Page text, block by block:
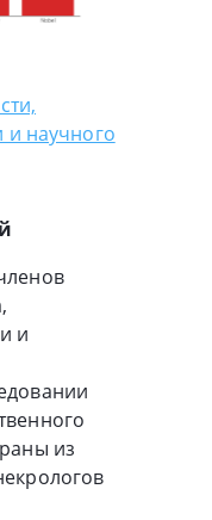
и научного
и
из